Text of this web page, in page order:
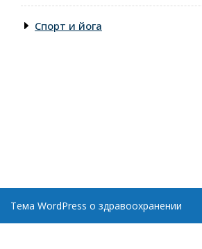
Спорт и йога
Тема WordPress о здравоохранении